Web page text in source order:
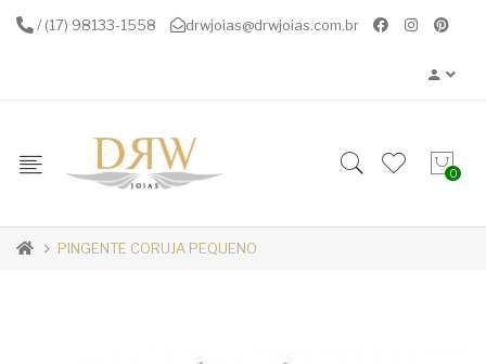
/ (17) 98133-1558 drwjoias@drwjoias.com.br
0
PINGENTE CORUJA PEQUENO